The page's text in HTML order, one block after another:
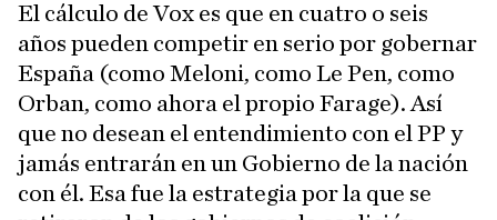
El cálculo de Vox es que en cuatro o seis
años pueden competir en serio por gobernar
España (como Meloni, como Le Pen, como
Orban, como ahora el propio Farage). Así
que no desean el entendimiento con el PP y
jamás entrarán en un Gobierno de la nación
con él. Esa fue la estrategia por la que se